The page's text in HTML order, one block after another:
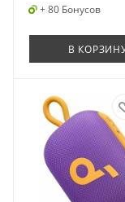
+ 80 Бонусов
В